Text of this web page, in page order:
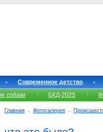
Современное детство
собаки БКД-2025
Главная → Фотогалерея →